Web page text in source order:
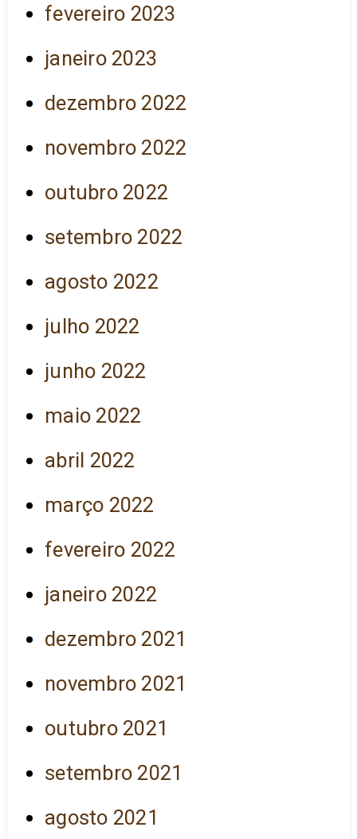
fevereiro 2023
janeiro 2023
dezembro 2022
novembro 2022
outubro 2022
setembro 2022
agosto 2022
julho 2022
junho 2022
maio 2022
abril 2022
março 2022
fevereiro 2022
janeiro 2022
dezembro 2021
novembro 2021
outubro 2021
setembro 2021
agosto 2021